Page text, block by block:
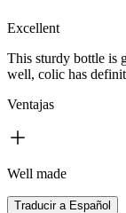
Excellent
This sturdy bottle is
well, colic has
Ventajas
Well made
Traducir a Español